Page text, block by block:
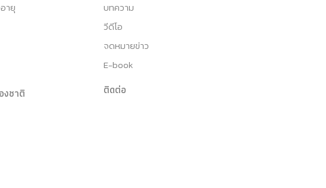
ายุ
งชาติ
บทความ
วีดีโอ
จดหมายข่าว
E-book
ติดต่อ